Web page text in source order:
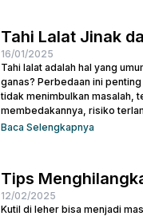
Tahi Lalat Jinak
16/01/2025
Tahi lalat adalah hal yang
ganas? Perbedaan ini
tidak menimbulkan masalah,
membedakannya, risiko
perbedaan antara...
Baca Selengkapnya
Tips
12/02/2025
Kutil di leher bisa menjadi